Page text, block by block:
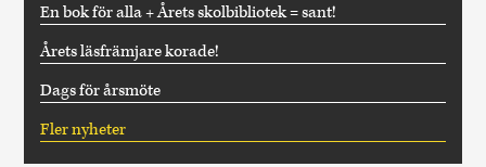
En bok för alla + Årets skolbibliotek = sant!
Årets läsfrämjare korade!
Dags för årsmöte
Fler nyheter